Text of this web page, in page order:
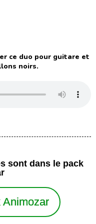
ce duo pour guitare et
noirs.
sont dans le pack
Animozar